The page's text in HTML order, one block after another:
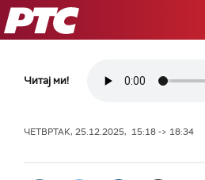
РТС
Читај ми!
ЧЕТВРТАК, 25.12.2025, 15:18 -> 18:34